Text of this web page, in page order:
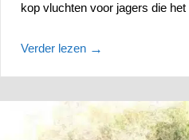
kop vluchten voor jagers die het
Verder lezen →